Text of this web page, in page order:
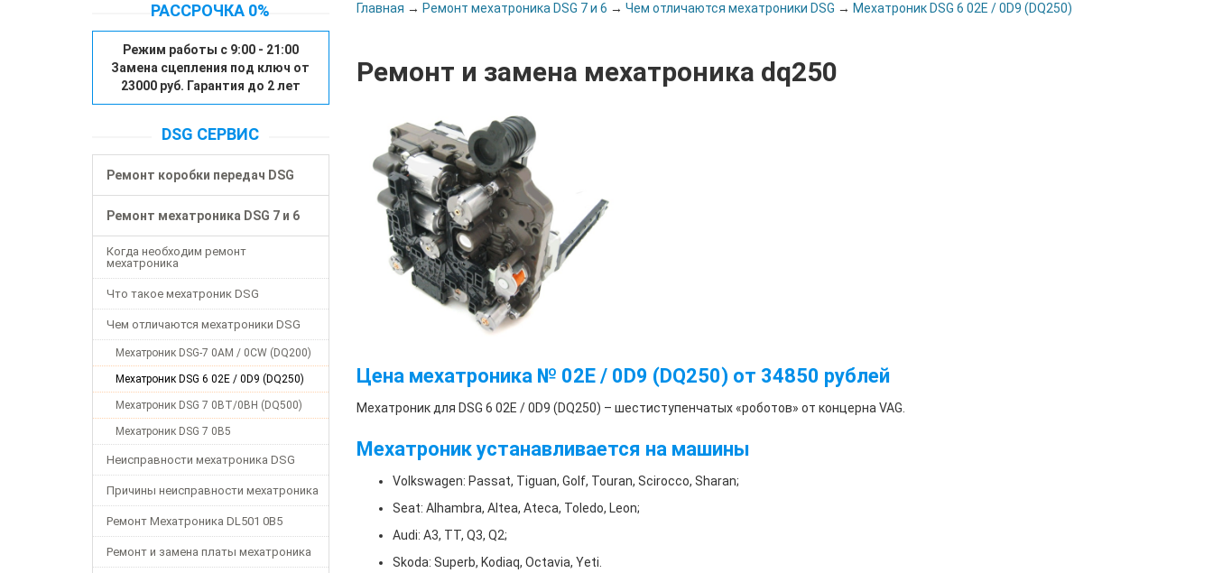
РАССРОЧКА 0%
Режим работы с 9:00 - 21:00
Замена сцепления под ключ от
23000 руб. Гарантия до 2 лет
DSG СЕРВИС
Ремонт коробки передач DSG
Ремонт мехатроника DSG 7 и 6
Когда необходим ремонт
мехатроника
Что такое мехатроник DSG
Чем отличаются мехатроники DSG
Мехатроник DSG-7 0AM / 0CW (DQ200)
Мехатроник DSG 6 02E / 0D9 (DQ250)
Мехатроник DSG 7 0BT/0BH (DQ500)
Мехатроник DSG 7 0B5
Неисправности мехатроника DSG
Причины неисправности мехатроника
Ремонт Мехатроника DL501 0B5
Ремонт и замена платы мехатроника
Главная → Ремонт мехатроника DSG 7 и 6 → Чем отличаются мехатроники DSG → Мехатроник DSG 6 02E / 0D9 (DQ250)
Ремонт и замена мехатроника dq250
Цена мехатроника № 02E / 0D9 (DQ250) от 34850 рублей
Мехатроник для DSG 6 02E / 0D9 (DQ250) – шестиступенчатых «роботов» от концерна VAG.
Мехатроник устанавливается на машины
Volkswagen: Passat, Tiguan, Golf, Touran, Scirocco, Sharan;
Seat: Alhambra, Altea, Ateca, Toledo, Leon;
Audi: A3, TT, Q3, Q2;
Skoda: Superb, Kodiaq, Octavia, Yeti.